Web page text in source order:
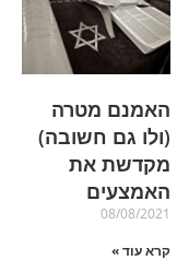
האמנם מטרה
(ולו גם חשובה)
מקדשת את
האמצעים
08/08/2021
קרא עוד »